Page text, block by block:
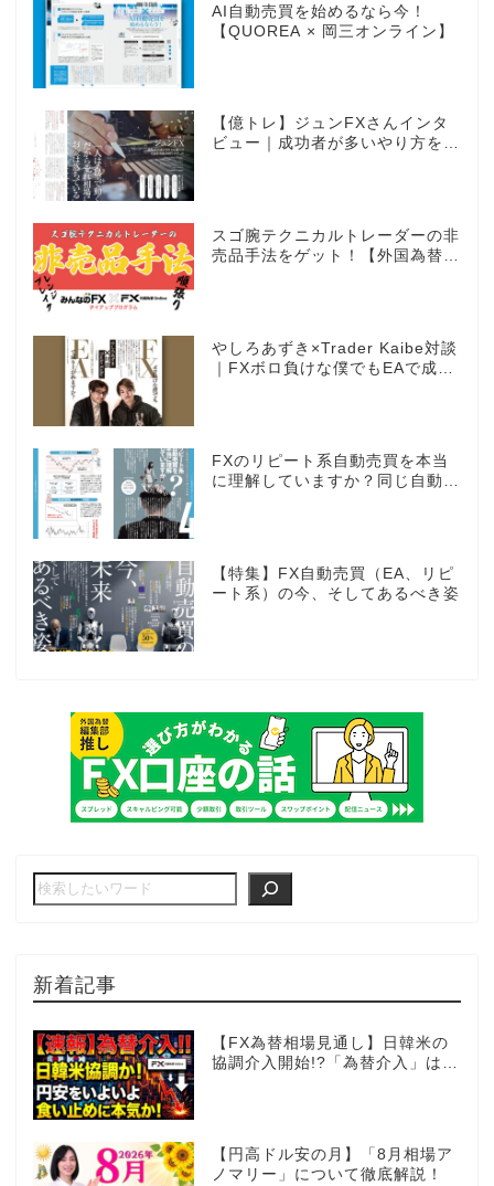
AI自動売買を始めるなら今！
【QUOREA × 岡三オンライン】
【億トレ】ジュンFXさんインタ
ビュー｜成功者が多いやり方を選
スゴ腕テクニカルトレーダーの非
売品手法をゲット！【外国為替×
やしろあずき×Trader Kaibe対談
｜FXボロ負けな僕でもEAで成り
FXのリピート系自動売買を本当
に理解していますか？同じ自動売
【特集】FX自動売買（EA、リピ
ート系）の今、そしてあるべき姿
新着記事
【FX為替相場見通し】日韓米の
協調介入開始!?「為替介入」はコ
【円高ドル安の月】「8月相場ア
ノマリー」について徹底解説！